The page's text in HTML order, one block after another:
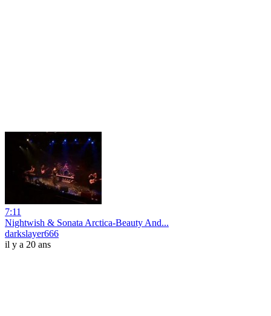
7:11
Nightwish & Sonata Arctica-Beauty And...
darkslayer666
il y a 20 ans